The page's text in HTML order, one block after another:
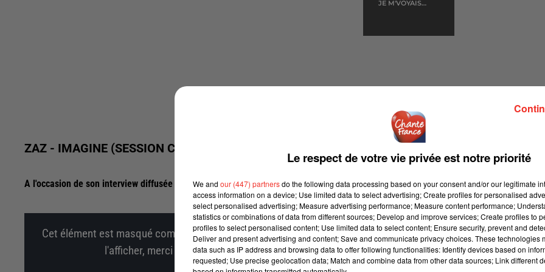
JE M'VOYAIS
ZAZ - IMAGINE (SESSION CHANTE FRANCE)
A l'occasion de son interview diffusée le Vendredi 01 Avril 2022 sur Chante France
Cet élément est masqué compte-tenu du refus du dépôt de cookies que vous avez exprimé. Si vous souhaitez
l'afficher, merci de nous donner votre accord en cliquant sur le bouton ci-dessous.
Le respect de votre vie privée est notre priorité
We and our (447) partnersdo the following data processing based on your consent and/or our legitimate
access information on a device; Use limited data to select advertising; Create profiles for personalised
select personalised advertising; Measure advertising performance; Measure content performance;
statistics or combinations of data from different sources; Develop and improve services; Create profiles to
profiles to select personalised content; Use limited data to select content; Ensure security, prevent and
Deliver and present advertising and content; Save and communicate privacy choices. These technologies
data such as IP address and browsing data to offer following functionalities: Identify devices based on
requested; Use precise geolocation data; Match and combine data from other data sources; Link different